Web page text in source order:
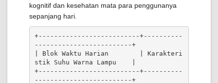
kognitif dan kesehatan mata para penggunanya
sepanjang hari.
+--------------------------+----------
-------------------------+
| Blok Waktu Harian        | Karakteri
stik Suhu Warna Lampu    |
+--------------------------+----------
-------------------------+